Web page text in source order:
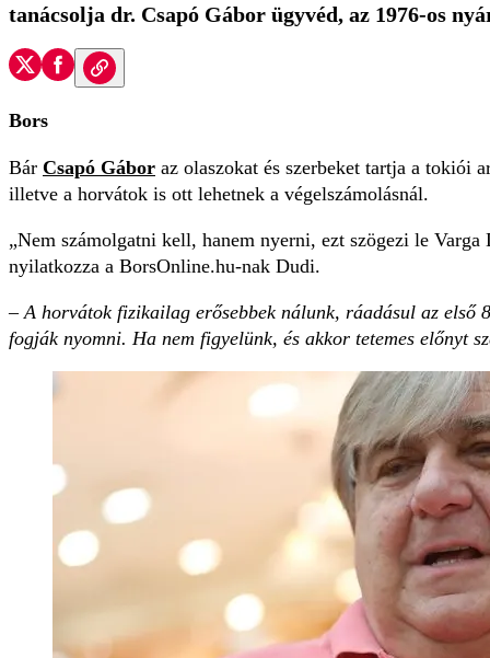
tanácsolja dr. Csapó Gábor ügyvéd, az 1976-os
Bors
Bár Csapó Gábor az olaszokat és szerbeket tartja a tokiói
illetve a horvátok is ott lehetnek a végelszámolásnál.
Nem számolgatni kell, hanem nyerni, ezt szögezi le Varga
nyilatkozza a BorsOnline.hu-nak Dudi.
– A horvátok fizikailag erősebbek nálunk, ráadásul az első
fogják nyomni. Ha nem figyelünk, és akkor tetemes előnyt